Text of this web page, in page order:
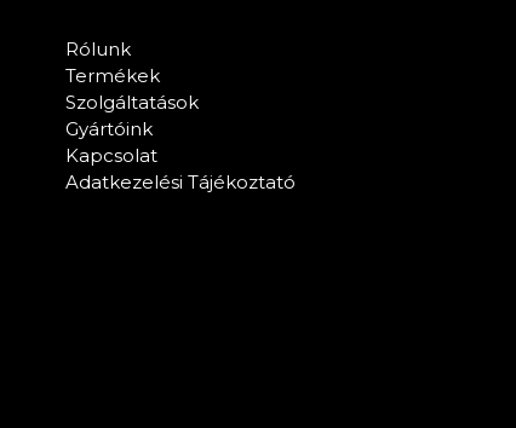
Rólunk
Termékek
Szolgáltatások
Gyártóink
Kapcsolat
Adatkezelési Tájékoztató